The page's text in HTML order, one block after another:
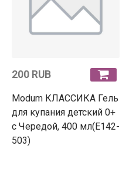
200 RUB
Modum КЛАССИКА Гель
для купания детский 0+
с Чередой, 400 мл(E142-
503)